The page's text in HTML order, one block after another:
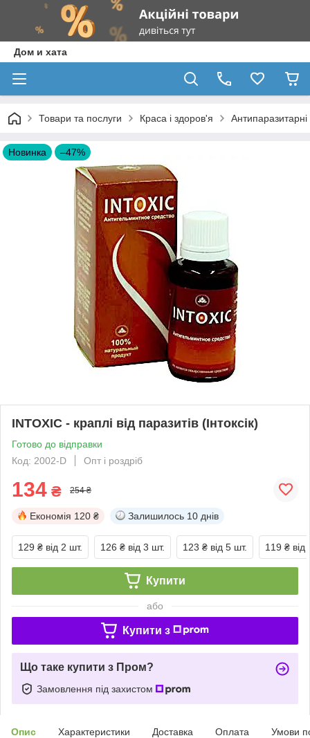
Дом и хата
Товари та послуги Краса і здоров'я
Новинка –47%
INTOXIC - краплі від паразитів (Інтоксік)
Готово до відправки
Код: 2002-D
Опт і роздріб
134 ₴ 254 ₴
Економія 120 ₴ Залишилось 10 днів
129 ₴ від 2 шт. 126 ₴ від 3 шт. 123 ₴ від 5 шт. 119 ₴ від
Купити
або
Купити з
Що таке купити з Пром?
Замовлення під захистом
Опис Характеристики Доставка Оплата Умови